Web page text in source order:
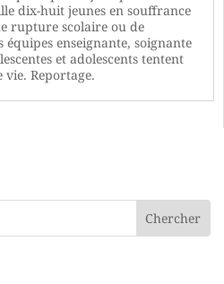
dix-huit jeunes en souffrance
rupture scolaire ou de
équipes enseignante, soignante
et adolescents tentent
Reportage.